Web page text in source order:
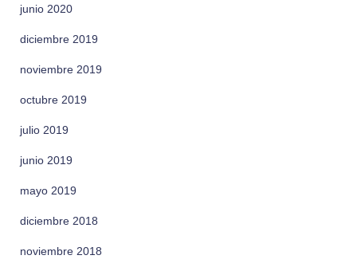
junio 2020
diciembre 2019
noviembre 2019
octubre 2019
julio 2019
junio 2019
mayo 2019
diciembre 2018
noviembre 2018